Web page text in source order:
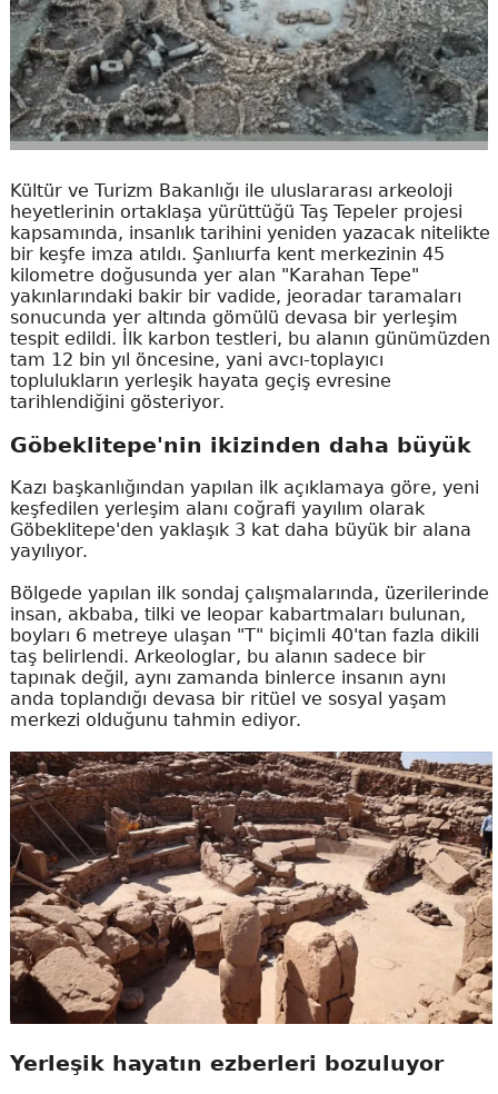
Kültür ve Turizm Bakanlığı ile uluslararası arkeoloji
heyetlerinin ortaklaşa yürüttüğü Taş Tepeler projesi
kapsamında, insanlık tarihini yeniden yazacak nitelikte
bir keşfe imza atıldı. Şanlıurfa kent merkezinin 45
kilometre doğusunda yer alan "Karahan Tepe"
yakınlarındaki bakir bir vadide, jeoradar taramaları
sonucunda yer altında gömülü devasa bir yerleşim
tespit edildi. İlk karbon testleri, bu alanın günümüzden
tam 12 bin yıl öncesine, yani avcı-toplayıcı
toplulukların yerleşik hayata geçiş evresine
tarihlendiğini gösteriyor.
Göbeklitepe'nin ikizinden daha büyük
Kazı başkanlığından yapılan ilk açıklamaya göre, yeni
keşfedilen yerleşim alanı coğrafi yayılım olarak
Göbeklitepe'den yaklaşık 3 kat daha büyük bir alana
yayılıyor.
Bölgede yapılan ilk sondaj çalışmalarında, üzerilerinde
insan, akbaba, tilki ve leopar kabartmaları bulunan,
boyları 6 metreye ulaşan "T" biçimli 40'tan fazla dikili
taş belirlendi. Arkeologlar, bu alanın sadece bir
tapınak değil, aynı zamanda binlerce insanın aynı
anda toplandığı devasa bir ritüel ve sosyal yaşam
merkezi olduğunu tahmin ediyor.
Yerleşik hayatın ezberleri bozuluyor